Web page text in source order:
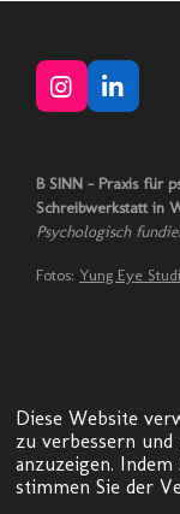
Diese Website
zu verbessern
anzuzeigen.
stimmen Sie der
I
n
a
g
r
m
L
i
e
d
I
B SINN – Praxis für
Schreibwerkstatt in
Psychologisch
Fotos: Yung Eye
Mit Unterstützung von